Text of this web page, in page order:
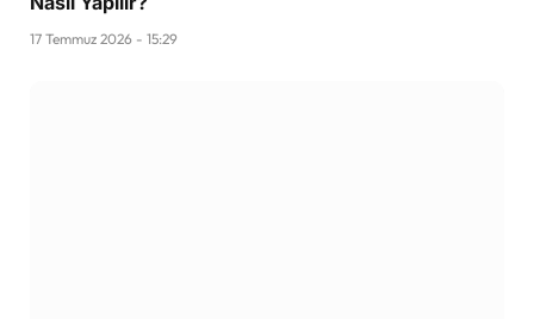
17 Temmuz 2026 - 15:29